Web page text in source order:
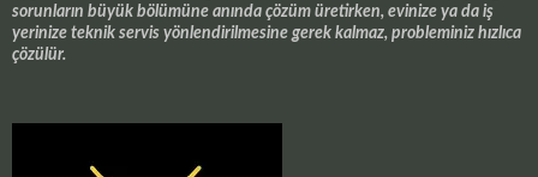
sorunların büyük bölümüne anında çözüm üretirken, evinize ya da iş
yerinize teknik servis yönlendirilmesine gerek kalmaz, probleminiz hızlıca
çözülür.